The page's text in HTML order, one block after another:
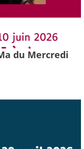
du Mercredi